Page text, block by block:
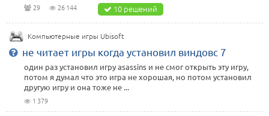
29 26 144 10 решений
Компьютерные игры Ubisoft
не читает игры когда установил виндовс 7
один раз установил игру asassins и не смог открыть эту игру,
потом я думал что это игра не хорошая, но потом установил
другую игру и она тоже не ...
1 379